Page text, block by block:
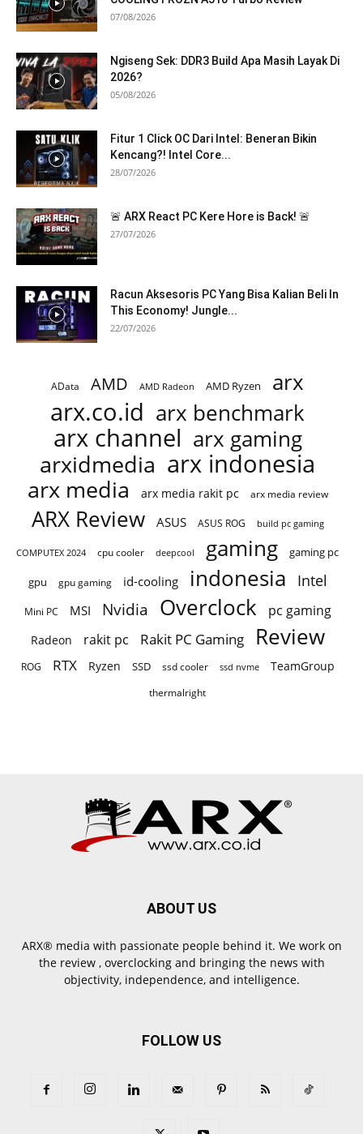
07/08/2026
Ngiseng Sek: DDR3 Build Apa Masih Layak Di
2026?
05/08/2026
Fitur 1 Click OC Dari Intel: Beneran Bikin
Kencang?! Intel Core...
28/07/2026
🚨 ARX React PC Kere Hore is Back! 🚨
27/07/2026
Racun Aksesoris PC Yang Bisa Kalian Beli In
This Economy! Jungle...
22/07/2026
AData AMD AMD Radeon AMD Ryzen arx
arx.co.id arx benchmark
arx channel arx gaming
arxidmedia arx indonesia
arx media arx media rakit pc arx media review
ARX Review ASUS ASUS ROG build pc gaming
COMPUTEX 2024 cpu cooler deepcool gaming gaming pc
gpu gpu gaming id-cooling indonesia Intel
Mini PC MSI Nvidia Overclock pc gaming
Radeon rakit pc Rakit PC Gaming Review
ROG RTX Ryzen SSD ssd cooler ssd nvme TeamGroup
thermalright
ABOUT US
ARX® media with passionate people behind it. We work on
the review , overclocking and bringing the news with
objectivity, independence, and intelligence.
FOLLOW US